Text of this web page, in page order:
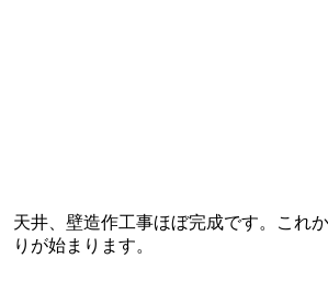
天井、壁造作工事ほぼ完成です。これ
りが始まります。